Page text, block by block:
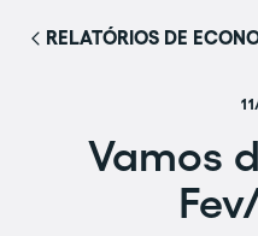
RELATÓRIOS DE
Vamos